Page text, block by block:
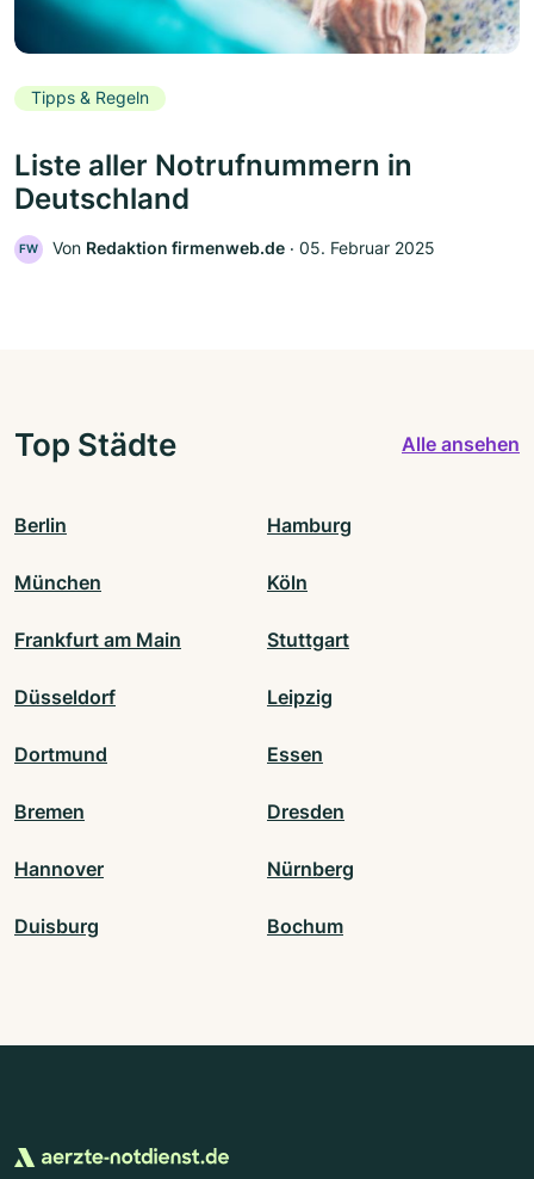
Tipps & Regeln
Liste aller Notrufnummern in
Deutschland
FW Von Redaktion firmenweb.de ‧ 05. Februar 2025
Top Städte Alle ansehen
Berlin Hamburg
München Köln
Frankfurt am Main Stuttgart
Düsseldorf Leipzig
Dortmund Essen
Bremen Dresden
Hannover Nürnberg
Duisburg Bochum